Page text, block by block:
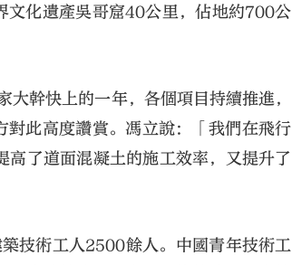
化遺產吳哥窟40公里，佔地約700公
幹快上的一年，各個項目持續推進，
此高度讚賞。馮立說：「我們在飛行
了道面混凝土的施工效率，又提升了
技術工人2500餘人。中國青年技術工